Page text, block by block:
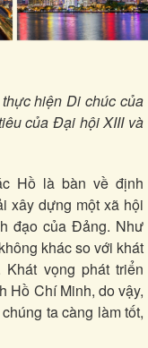
hiện Di chúc của
của Đại hội XIII và
Hồ là bàn về định
xây dựng một xã hội
đạo của Đảng. Như
khác so với khát
vọng phát triển
Hồ Chí Minh, do vậy,
ta càng làm tốt,